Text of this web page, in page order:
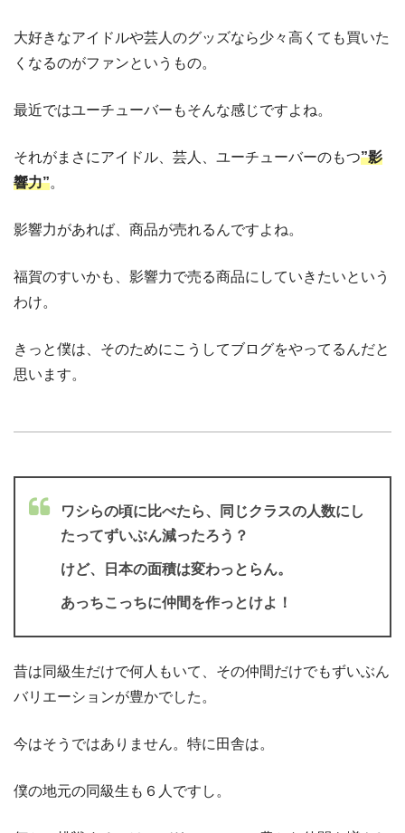
大好きなアイドルや芸人のグッズなら少々高くても買いた
くなるのがファンというもの。
最近ではユーチューバーもそんな感じですよね。
それがまさにアイドル、芸人、ユーチューバーのもつ”影
響力”。
影響力があれば、商品が売れるんですよね。
福賀のすいかも、影響力で売る商品にしていきたいという
わけ。
きっと僕は、そのためにこうしてブログをやってるんだと
思います。
ワシらの頃に比べたら、同じクラスの人数にし
たってずいぶん減ったろう？
けど、日本の面積は変わっとらん。
あっちこっちに仲間を作っとけよ！
昔は同級生だけで何人もいて、その仲間だけでもずいぶん
バリエーションが豊かでした。
今はそうではありません。特に田舎は。
僕の地元の同級生も６人ですし。